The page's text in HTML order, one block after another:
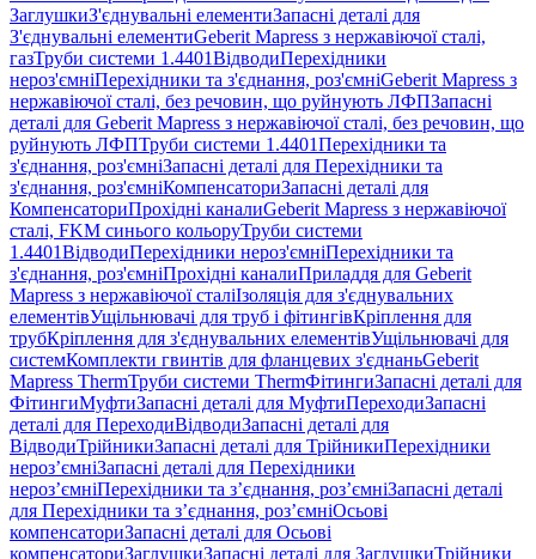
ЗаглушкиЗ'єднувальні елементиЗапасні деталі для
З'єднувальні елементиGeberit Mapress з нержавіючої сталі,
газТруби системи 1.4401ВідводиПерехідники
нероз'ємніПерехідники та з'єднання, роз'ємніGeberit Mapress з
нержавіючої сталі, без речовин, що руйнують ЛФПЗапасні
деталі для Geberit Mapress з нержавіючої сталі, без речовин, що
руйнують ЛФПТруби системи 1.4401Перехідники та
з'єднання, роз'ємніЗапасні деталі для Перехідники та
з'єднання, роз'ємніКомпенсаториЗапасні деталі для
КомпенсаториПрохідні каналиGeberit Mapress з нержавіючої
сталі, FKM синього кольоруТруби системи
1.4401ВідводиПерехідники нероз'ємніПерехідники та
з'єднання, роз'ємніПрохідні каналиПриладдя для Geberit
Mapress з нержавіючої сталіІзоляція для з'єднувальних
елементівУщільнювачі для труб і фітингівКріплення для
трубКріплення для з'єднувальних елементівУщільнювачі для
системКомплекти гвинтів для фланцевих з'єднаньGeberit
Mapress ThermТруби системи ThermФітингиЗапасні деталі для
ФітингиМуфтиЗапасні деталі для МуфтиПереходиЗапасні
деталі для ПереходиВідводиЗапасні деталі для
ВідводиТрійникиЗапасні деталі для ТрійникиПерехідники
нероз’ємніЗапасні деталі для Перехідники
нероз’ємніПерехідники та з’єднання, роз’ємніЗапасні деталі
для Перехідники та з’єднання, роз’ємніОсьові
компенсаториЗапасні деталі для Осьові
компенсаториЗаглушкиЗапасні деталі для ЗаглушкиТрійники